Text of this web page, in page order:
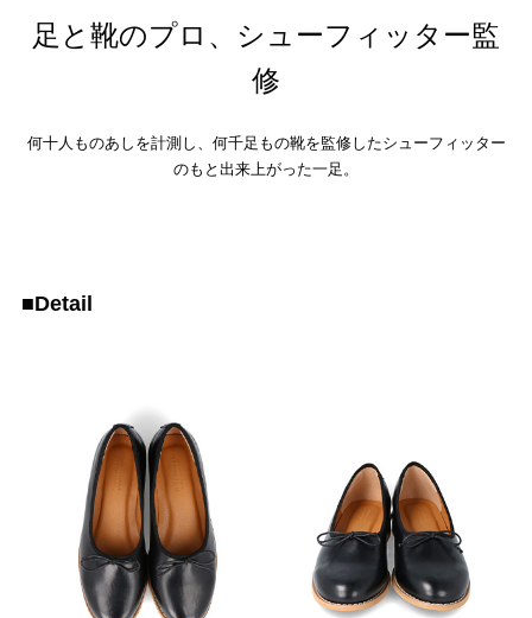
足と靴のプロ、シューフィッター監
修
何十人ものあしを計測し、何千足もの靴を監修したシューフィッター
のもと出来上がった一足。
■Detail